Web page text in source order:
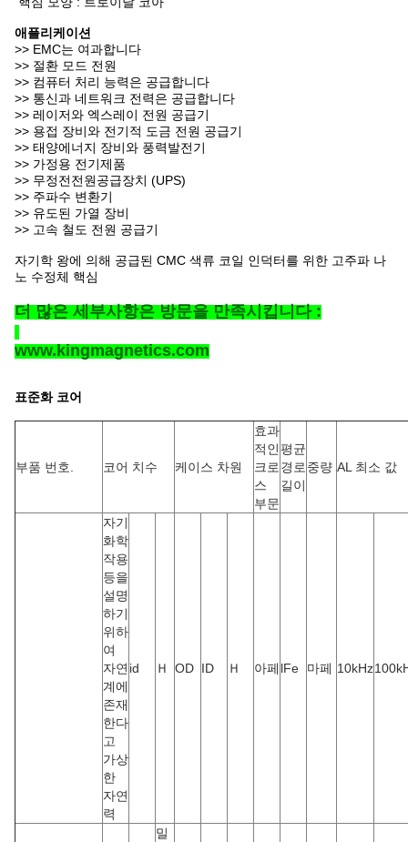
애플리케이션
>> EMC는 여과합니다
>> 절환 모드 전원
>> 컴퓨터 처리 능력은 공급합니다
>> 통신과 네트워크 전력은 공급합니다
>> 레이저와 엑스레이 전원 공급기
>> 용접 장비와 전기적 도금 전원 공급기
>> 태양에너지 장비와 풍력발전기
>> 가정용 전기제품
>> 무정전전원공급장치 (UPS)
>> 주파수 변환기
>> 유도된 가열 장비
>> 고속 철도 전원 공급기
자기학 왕에 의해 공급된 CMC 색류 코일 인덕터를 위한 고주파 나
노 수정체 핵심
더 많은 세부사항은 방문을 만족시킵니다 :
www.kingmagnetics.com
표준화 코어
부품 번호. 코어 치수 케이스 차원
효과
적인
크로
스
부문
평균
경로
길이
중량 AL 최소 값
자기
화학
작용
등을
설명
하기
위하
여
자연
계에
존재
한다
고
가상
한
자연
력
id Ｈ OD ID Ｈ 아페 lFe 마페 10kHz
밀